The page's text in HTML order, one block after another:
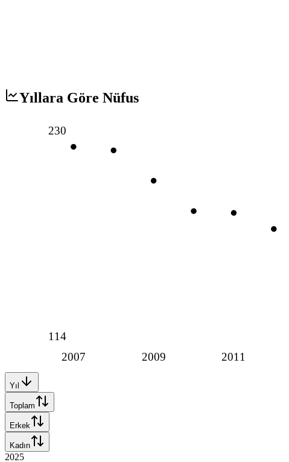
Yıllara Göre Nüfus
2007 2009 2011
230
114
Yıl
Toplam
Erkek
Kadın
2025